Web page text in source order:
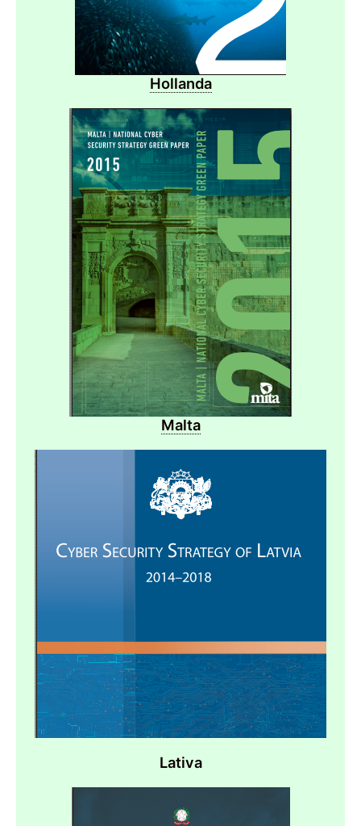
Hollanda
Malta
Lativa